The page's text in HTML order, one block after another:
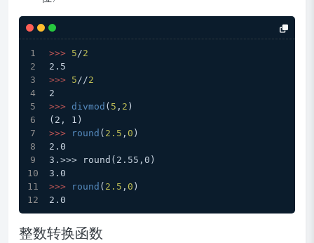
>>> 5 /2
2.5
>>> 5 //2
2
>>> divmod ( 5 , 2 )
(2, 1)
>>>
round ( 2.5 , 0 )
2.0
3.>>> round(2.55,0)
3.0
>>>
round ( 2.5 , 0 )
2.0
整数转换函数